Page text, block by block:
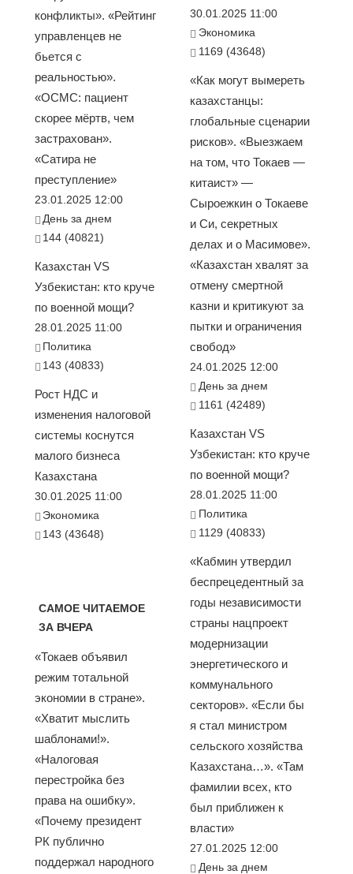
конфликты». «Рейтинг
управленцев не
бьется с
реальностью».
«ОСМС: пациент
скорее мёртв, чем
застрахован».
«Сатира не
преступление»
23.01.2025 12:00
День за днем
144 (40821)
Казахстан VS
Узбекистан: кто круче
по военной мощи?
28.01.2025 11:00
Политика
143 (40833)
Рост НДС и
изменения налоговой
системы коснутся
малого бизнеса
Казахстана
30.01.2025 11:00
Экономика
143 (43648)
САМОЕ ЧИТАЕМОЕ
ЗА ВЧЕРА
«Токаев объявил
режим тотальной
экономии в стране».
«Хватит мыслить
шаблонами!».
«Налоговая
перестройка без
права на ошибку».
«Почему президент
РК публично
поддержал народного
30.01.2025 11:00
Экономика
1169 (43648)
«Как могут вымереть
казахстанцы:
глобальные сценарии
рисков». «Выезжаем
на том, что Токаев —
китаист» —
Сыроежкин о Токаеве
и Си, секретных
делах и о Масимове».
«Казахстан хвалят за
отмену смертной
казни и критикуют за
пытки и ограничения
свобод»
24.01.2025 12:00
День за днем
1161 (42489)
Казахстан VS
Узбекистан: кто круче
по военной мощи?
28.01.2025 11:00
Политика
1129 (40833)
«Кабмин утвердил
беспрецедентный за
годы независимости
страны нацпроект
модернизации
энергетического и
коммунального
секторов». «Если бы
я стал министром
сельского хозяйства
Казахстана…». «Там
фамилии всех, кто
был приближен к
власти»
27.01.2025 12:00
День за днем